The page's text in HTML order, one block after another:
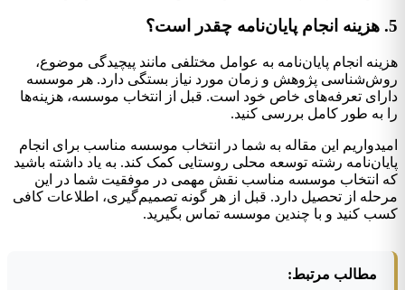
5. هزینه انجام پایان‌نامه چقدر است؟
هزینه انجام پایان‌نامه به عوامل مختلفی مانند پیچیدگی موضوع،
روش‌شناسی پژوهش و زمان مورد نیاز بستگی دارد. هر موسسه
دارای تعرفه‌های خاص خود است. قبل از انتخاب موسسه، هزینه‌ها
را به طور کامل بررسی کنید.
امیدواریم این مقاله به شما در انتخاب موسسه مناسب برای انجام
پایان‌نامه رشته توسعه محلی روستایی کمک کند. به یاد داشته باشید
که انتخاب موسسه مناسب نقش مهمی در موفقیت شما در این
مرحله از تحصیل دارد. قبل از هر گونه تصمیم‌گیری، اطلاعات کافی
کسب کنید و با چندین موسسه تماس بگیرید.
مطالب مرتبط: